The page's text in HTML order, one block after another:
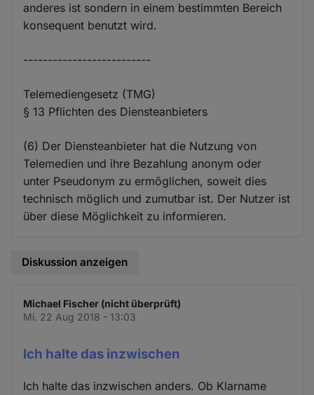
anderes ist sondern in einem bestimmten Bereich
konsequent benutzt wird.
--------------------------
Telemediengesetz (TMG)
§ 13 Pflichten des Diensteanbieters
(6) Der Diensteanbieter hat die Nutzung von
Telemedien und ihre Bezahlung anonym oder
unter Pseudonym zu ermöglichen, soweit dies
technisch möglich und zumutbar ist. Der Nutzer ist
über diese Möglichkeit zu informieren.
Diskussion anzeigen
Michael Fischer (nicht überprüft)
Mi. 22 Aug 2018 - 13:03
Ich halte das inzwischen
Ich halte das inzwischen anders. Ob Klarname